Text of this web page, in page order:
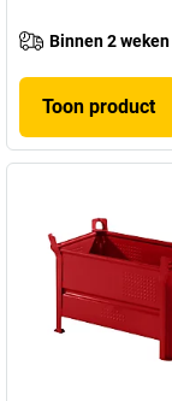
Binnen 2 weken
Toon product